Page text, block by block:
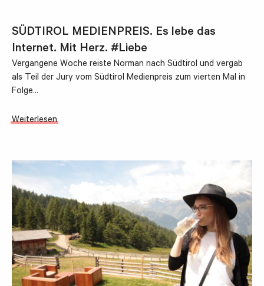
SÜDTIROL MEDIENPREIS. Es lebe das
Internet. Mit Herz. #Liebe
Vergangene Woche reiste Norman nach Südtirol und vergab
als Teil der Jury vom Südtirol Medienpreis zum vierten Mal in
Folge…
Weiterlesen